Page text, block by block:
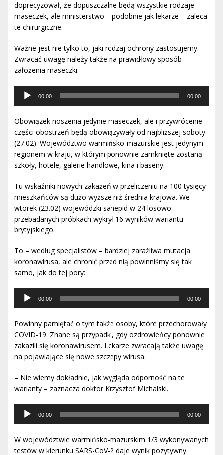
doprecyzował, że dopuszczalne będą wszystkie rodzaje
maseczek, ale ministerstwo – podobnie jak lekarze – zaleca
te chirurgiczne.
Ważne jest nie tylko to, jaki rodzaj ochrony zastosujemy.
Zwracać uwagę należy także na prawidłowy sposób
założenia maseczki.
Odtwarzacz
muzyki
00:00 00:00
Obowiązek noszenia jedynie maseczek, ale i przywrócenie
części obostrzeń będą obowiązywały od najbliższej soboty
(27.02). Województwo warmińsko-mazurskie jest jedynym
regionem w kraju, w którym ponownie zamknięte zostaną
szkoły, hotele, galerie handlowe, kina i baseny.
Tu wskaźniki nowych zakażeń w przeliczeniu na 100 tysięcy
mieszkańców są dużo wyższe niż średnia krajowa. We
wtorek (23.02) wojewódzki sanepid w 24 losowo
przebadanych próbkach wykrył 16 wyników wariantu
brytyjskiego.
To – według specjalistów – bardziej zaraźliwa mutacja
koronawirusa, ale chronić przed nią powinniśmy się tak
samo, jak do tej pory:
Odtwarzacz
muzyki
00:00 00:00
Powinny pamiętać o tym także osoby, które przechorowały
COVID-19. Znane są przypadki, gdy ozdrowieńcy ponownie
zakazili się koronawirusem. Lekarze zwracają także uwagę
na pojawiające się nowe szczepy wirusa.
– Nie wiemy dokładnie, jak wygląda odporność na te
warianty – zaznacza doktor Krzysztof Michalski.
Odtwarzacz
muzyki
00:00 00:00
W województwie warmińsko-mazurskim 1/3 wykonywanych
testów w kierunku SARS-CoV-2 daje wynik pozytywny.